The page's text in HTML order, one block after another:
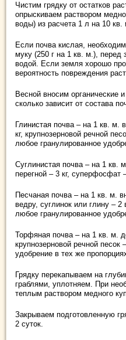
Чистим грядку от остатков
опрыскиваем раствором
воды) из расчета 1 л на 10 кв.
Если почва кислая,
муку (250 г на 1 кв. м.), перед
водой. Если земля хорошо
вероятность повреждения
Весной вносим органические
сколько зависит от состава
Глинистая почва – на 1 кв. м.
кг, крупнозерновой речной
любое гранулированное
Суглинистая почва – на 1 кв.
перегной – 3 кг,
Песчаная почва – на 1 кв. м.
ведру, суглинок или глину –
любое гранулированное
Торфяная почва – на 1 кв. м.
крупнозерновой речной песок
удобрение в тех же
Грядку перекапываем на
граблями, уплотняем. При
теплым раствором медного
Закрываем подготовленную
2 суток.